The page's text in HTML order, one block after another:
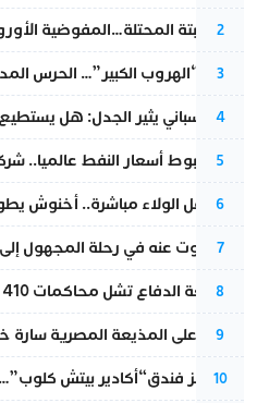
2
أزمة سبتة المحتلة…المفوضية
3
عملية “الهروب الكبير”… الحرس
4
تقرير إسباني يثير الجدل: هل
5
رغم هبوط أسعار النفط عالميا..
6
بعد حفل الولاء مباشرة.. أخنوش
7
المسكوت عنه في رحلة المجهول إلى
8
مقاطعة الدفاع تشل محاكمات 410 معتقلين.. والنيابة العامة تبحث عن حل قانوني
9
الحكم على المذيعة المصرية سارة خليفة و12 متهما بالإعدام في قضية هزت
10
أزمة تهز فندق“أكادير بيتش